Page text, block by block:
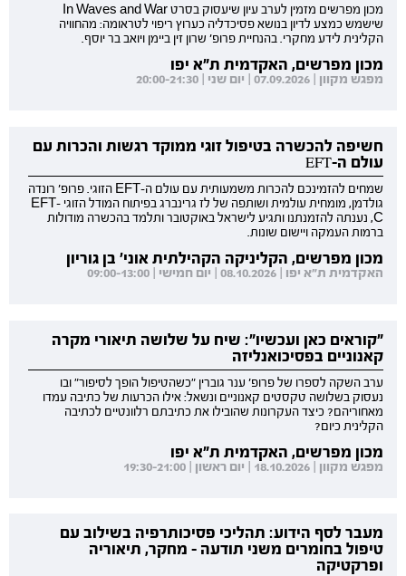
מכון מפרשים מזמין לערב עיון שיעסוק בסרט In Waves and War
שישמש כמצע לדיון בנושא פסיכדליה כערוץ ריפוי לטראומה: מהחוויה
הקלינית לידע מחקרי. בהנחיית פרופ' שרון זין ביימן ויואב בר יוסף.
מכון מפרשים, האקדמית ת"א יפו
מפגש מקוון | 07.09.2026 | יום שני | 20:00-21:30
חשיפה להכשרה בטיפול זוגי ממוקד רגשות והכרות עם
עולם ה-EFT
שמחים להזמינכם להכרות משמעותית עם עולם ה-EFT הזוגי. פרופ' רונדה
גולדמן, מומחית עולמית ושותפה של לז גרינברג בפיתוח המודל הזוגי EFT-
C, נענתה להזמנתנו ותגיע לישראל באוקטובר ותלמד בהכשרה מודולות
ברמות העמקה ויישום שונות.
מכון מפרשים, הקליניקה הקהילתית אוני' בן גוריון
האקדמית ת"א יפו | 08.10.2026 | יום חמישי | 09:00-13:00
"קוראים כאן ועכשיו": שיח על שלושה תיאורי מקרה
קאנוניים בפסיכואנליזה
ערב השקה לספרו של פרופ' ענר גוברין "כשהטיפול הופך לסיפור" ובו
נעסוק בשלושה טקסטים קאנוניים ונשאל: אילו הכרעות של כתיבה עמדו
מאחוריהם? כיצד העקרונות שהובילו את כתיבתם רלוונטיים לכתיבה
הקלינית כיום?
מכון מפרשים, האקדמית ת"א יפו
מפגש מקוון | 18.10.2026 | יום ראשון | 19:30-21:00
מעבר לסף הידוע: תהליכי פסיכותרפיה בשילוב עם
טיפול בחומרים משני תודעה - מחקר, תיאוריה
ופרקטיקה